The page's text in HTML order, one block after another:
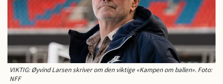
VIKTIG: Øyvind Larsen skriver om den viktige «Kampen om ballen». Foto:
NFF